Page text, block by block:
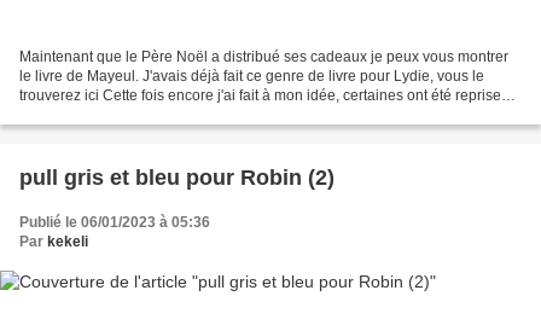
Maintenant que le Père Noël a distribué ses cadeaux je peux vous montrer
le livre de Mayeul. J'avais déjà fait ce genre de livre pour Lydie, vous le
trouverez ici Cette fois encore j'ai fait à mon idée, certaines ont été reprises
pull gris et bleu pour Robin (2)
Publié le 06/01/2023 à 05:36
Par kekeli